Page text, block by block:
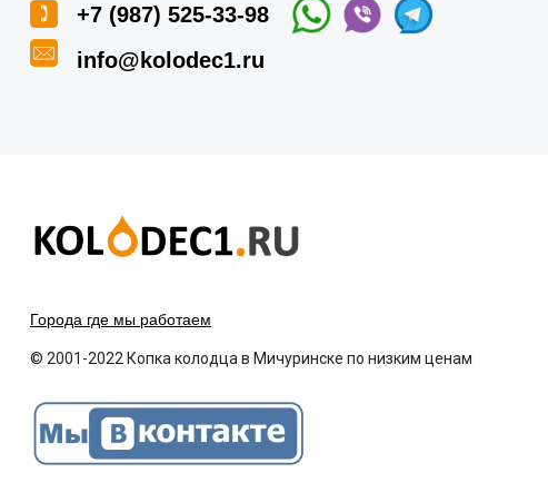
+7 (987) 525-33-98
info@kolodec1.ru
Города где мы работаем
© 2001-2022 Копка колодца в Мичуринске по низким ценам